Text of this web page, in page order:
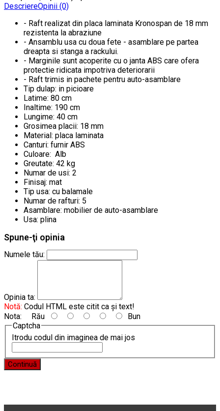
DescriereOpinii (0)
- Raft realizat din placa laminata Kronospan de 18 mm
rezistenta la abraziune
- Ansamblu usa cu doua fete - asamblare pe partea
dreapta si stanga a rackului.
- Marginile sunt acoperite cu o janta ABS care ofera
protectie ridicata impotriva deteriorarii
- Raft trimis in pachete pentru auto-asamblare
Tip dulap: in picioare
Latime: 80 cm
Inaltime: 190 cm
Lungime: 40 cm
Grosimea placii: 18 mm
Material: placa laminata
Canturi: furnir ABS
Culoare: Alb
Greutate: 42 kg
Numar de usi: 2
Finisaj: mat
Tip usa: cu balamale
Numar de rafturi: 5
Asamblare: mobilier de auto-asamblare
Usa: plina
Spune-ţi opinia
Numele tău:
Opinia ta:
Notă: Codul HTML este citit ca şi text!
Nota: Rău
Bun
Captcha
Itrodu codul din imaginea de mai jos
Continuă